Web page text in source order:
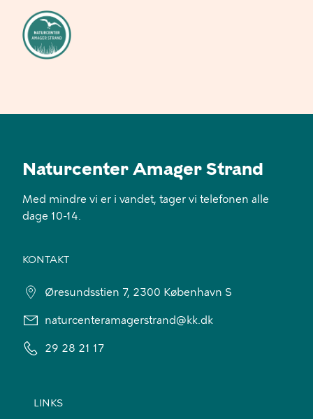
Naturcenter Amager Strand
Med mindre vi er i vandet, tager vi telefonen alle
dage 10-14.
KONTAKT
Øresundsstien 7, 2300 København S
naturcenteramagerstrand@kk.dk
29 28 21 17
LINKS